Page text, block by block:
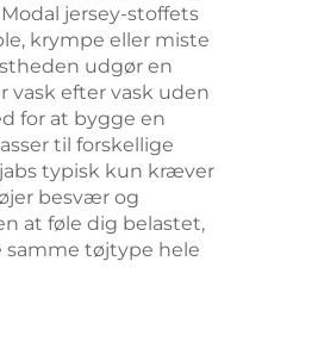
jersey-stoffets
krympe eller miste
udgør en
vask efter vask uden
for at bygge en
til forskellige
typisk kun kræver
besvær og
at føle dig belastet,
tøjtype hele